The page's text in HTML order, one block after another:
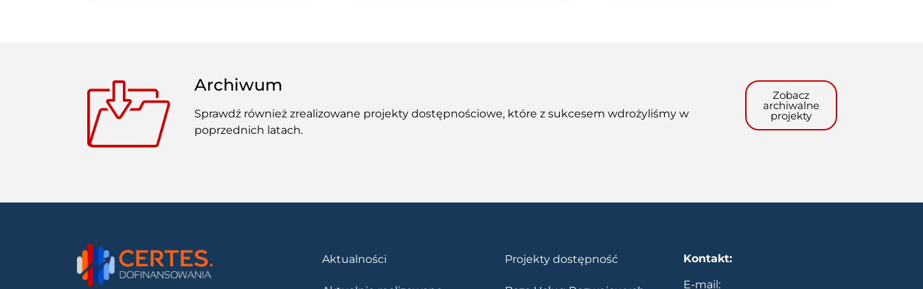
Archiwum
Sprawdź również zrealizowane projekty dostępnościowe, które z sukcesem wdrożyliśmy w
poprzednich latach.
Zobacz
archiwalne
projekty
Aktualności Projekty dostępność Kontakt:
E-mail: